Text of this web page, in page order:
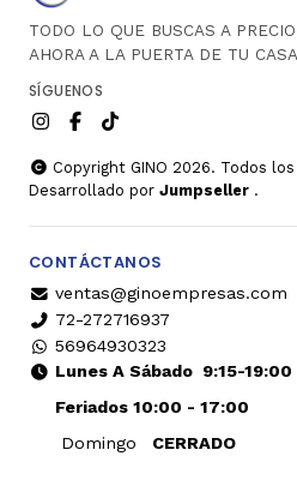
TODO LO QUE BUSCAS A
AHORA A LA PUERTA DE TU CASA
SÍGUENOS
Copyright GINO 2026. Todos
Desarrollado por Jumpseller .
CONTÁCTANOS
ventas@ginoempresas.com
72-272716937
56964930323
Lunes A Sábado9:15-19:00
Feriados 10:00 - 17:00
Domingo
CERRADO